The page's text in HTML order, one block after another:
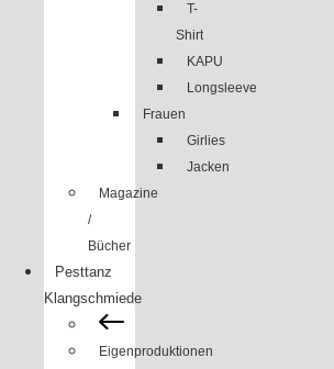
T-
Shirt
KAPU
Longsleeve
Frauen
Girlies
Jacken
Magazine
/
Bücher
Pesttanz
Klangschmiede
Eigenproduktionen